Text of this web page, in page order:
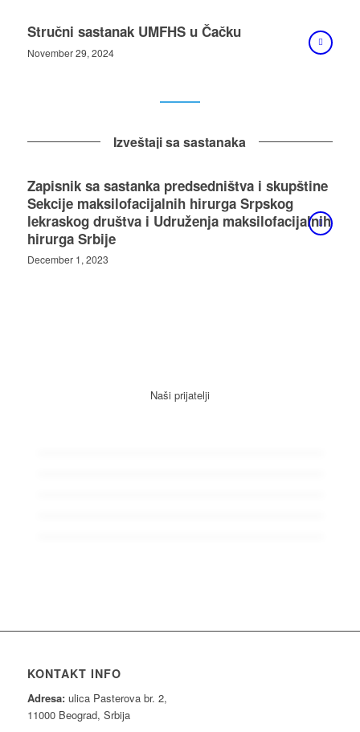
Stručni sastanak UMFHS u Čačku
November 29, 2024
Izveštaji sa sastanaka
Zapisnik sa sastanka predsedništva i skupštine
Sekcije maksilofacijalnih hirurga Srpskog
lekraskog društva i Udruženja maksilofacijalnih
hirurga Srbije
December 1, 2023
Naši prijatelji
KONTAKT INFO
Adresa: ulica Pasterova br. 2,
11000 Beograd, Srbija